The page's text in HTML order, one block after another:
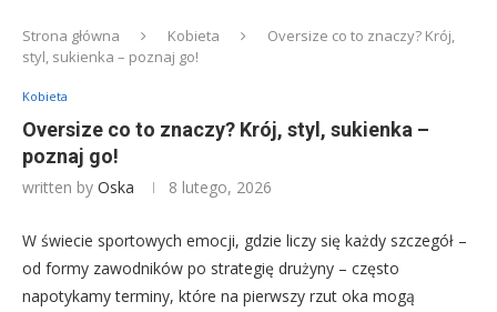
Strona główna Kobieta
Oversize co to znaczy? Krój,
styl, sukienka – poznaj go!
Kobieta
Oversize co to znaczy? Krój, styl, sukienka –
poznaj go!
written by Oska 8 lutego, 2026
W świecie sportowych emocji, gdzie liczy się każdy szczegół –
od formy zawodników po strategię drużyny – często
napotykamy terminy, które na pierwszy rzut oka mogą